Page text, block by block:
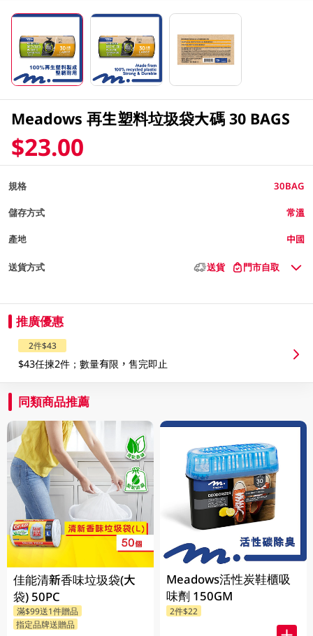
Meadows 再生塑料垃圾袋大碼 30 BAGS
$23.00
規格 30BAG
儲存方式 常溫
產地 中國
送貨方式 送貨 門市自取
推廣優惠
2件$43
$43任揀2件；數量有限，售完即止
同類商品推薦
佳能清新香味垃圾袋(大
袋) 50PC
滿$99送1件贈品
指定品牌送贈品
Meadows活性炭鞋櫃吸
味劑 150GM
2件$22